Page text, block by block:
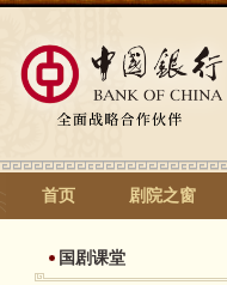
首页 剧院之窗
国剧课堂